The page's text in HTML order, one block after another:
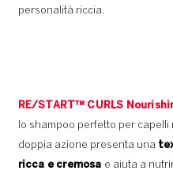
personalità riccia.
RE/START™ CURLS
lo shampoo perfetto per
doppia azione presenta una
ricca e cremosa e aiuta a